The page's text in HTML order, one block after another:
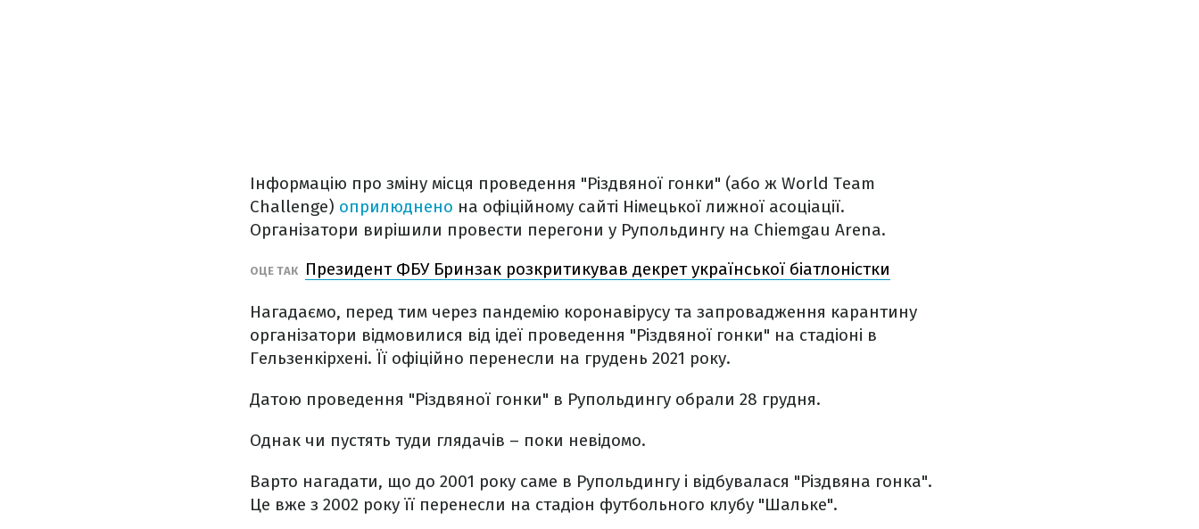
Інформацію про зміну місця проведення "Різдвяної гонки" (або ж World Team
Challenge) оприлюднено на офіційному сайті Німецької лижної асоціації.
Організатори вирішили провести перегони у Рупольдингу на Chiemgau Arena.
ОЦЕ ТАК Президент ФБУ Бринзак розкритикував декрет української біатлоністки
Нагадаємо, перед тим через пандемію коронавірусу та запровадження карантину
організатори відмовилися від ідеї проведення "Різдвяної гонки" на стадіоні в
Гельзенкірхені. Її офіційно перенесли на грудень 2021 року.
Датою проведення "Різдвяної гонки" в Рупольдингу обрали 28 грудня.
Однак чи пустять туди глядачів – поки невідомо.
Варто нагадати, що до 2001 року саме в Рупольдингу і відбувалася "Різдвяна гонка".
Це вже з 2002 року її перенесли на стадіон футбольного клубу "Шальке".